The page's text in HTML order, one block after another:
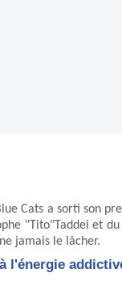
Cats a sorti son
"Tito"Taddei et
jamais le lâcher.
l'énergie